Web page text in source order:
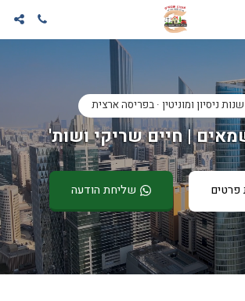
| חיים שריקי ושות'
שליחת הודעה